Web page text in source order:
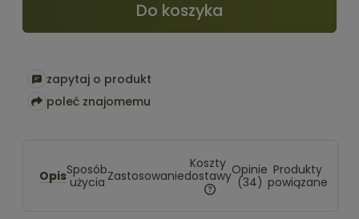
Do koszyka
zapytaj o produkt
poleć znajomemu
OpisSposób
użycia Zastosowanie
Koszty
dostawyOpinie
(34)
Produkty
powiązane